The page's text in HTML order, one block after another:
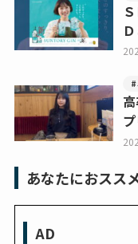
#
あなたにおスス
AD